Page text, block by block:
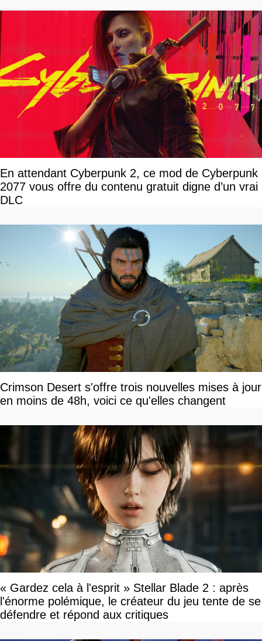
En attendant Cyberpunk 2, ce mod de Cyberpunk
2077 vous offre du contenu gratuit digne d’un vrai
DLC
Crimson Desert s'offre trois nouvelles mises à jour
en moins de 48h, voici ce qu'elles changent
« Gardez cela à l'esprit » Stellar Blade 2 : après
l'énorme polémique, le créateur du jeu tente de se
défendre et répond aux critiques